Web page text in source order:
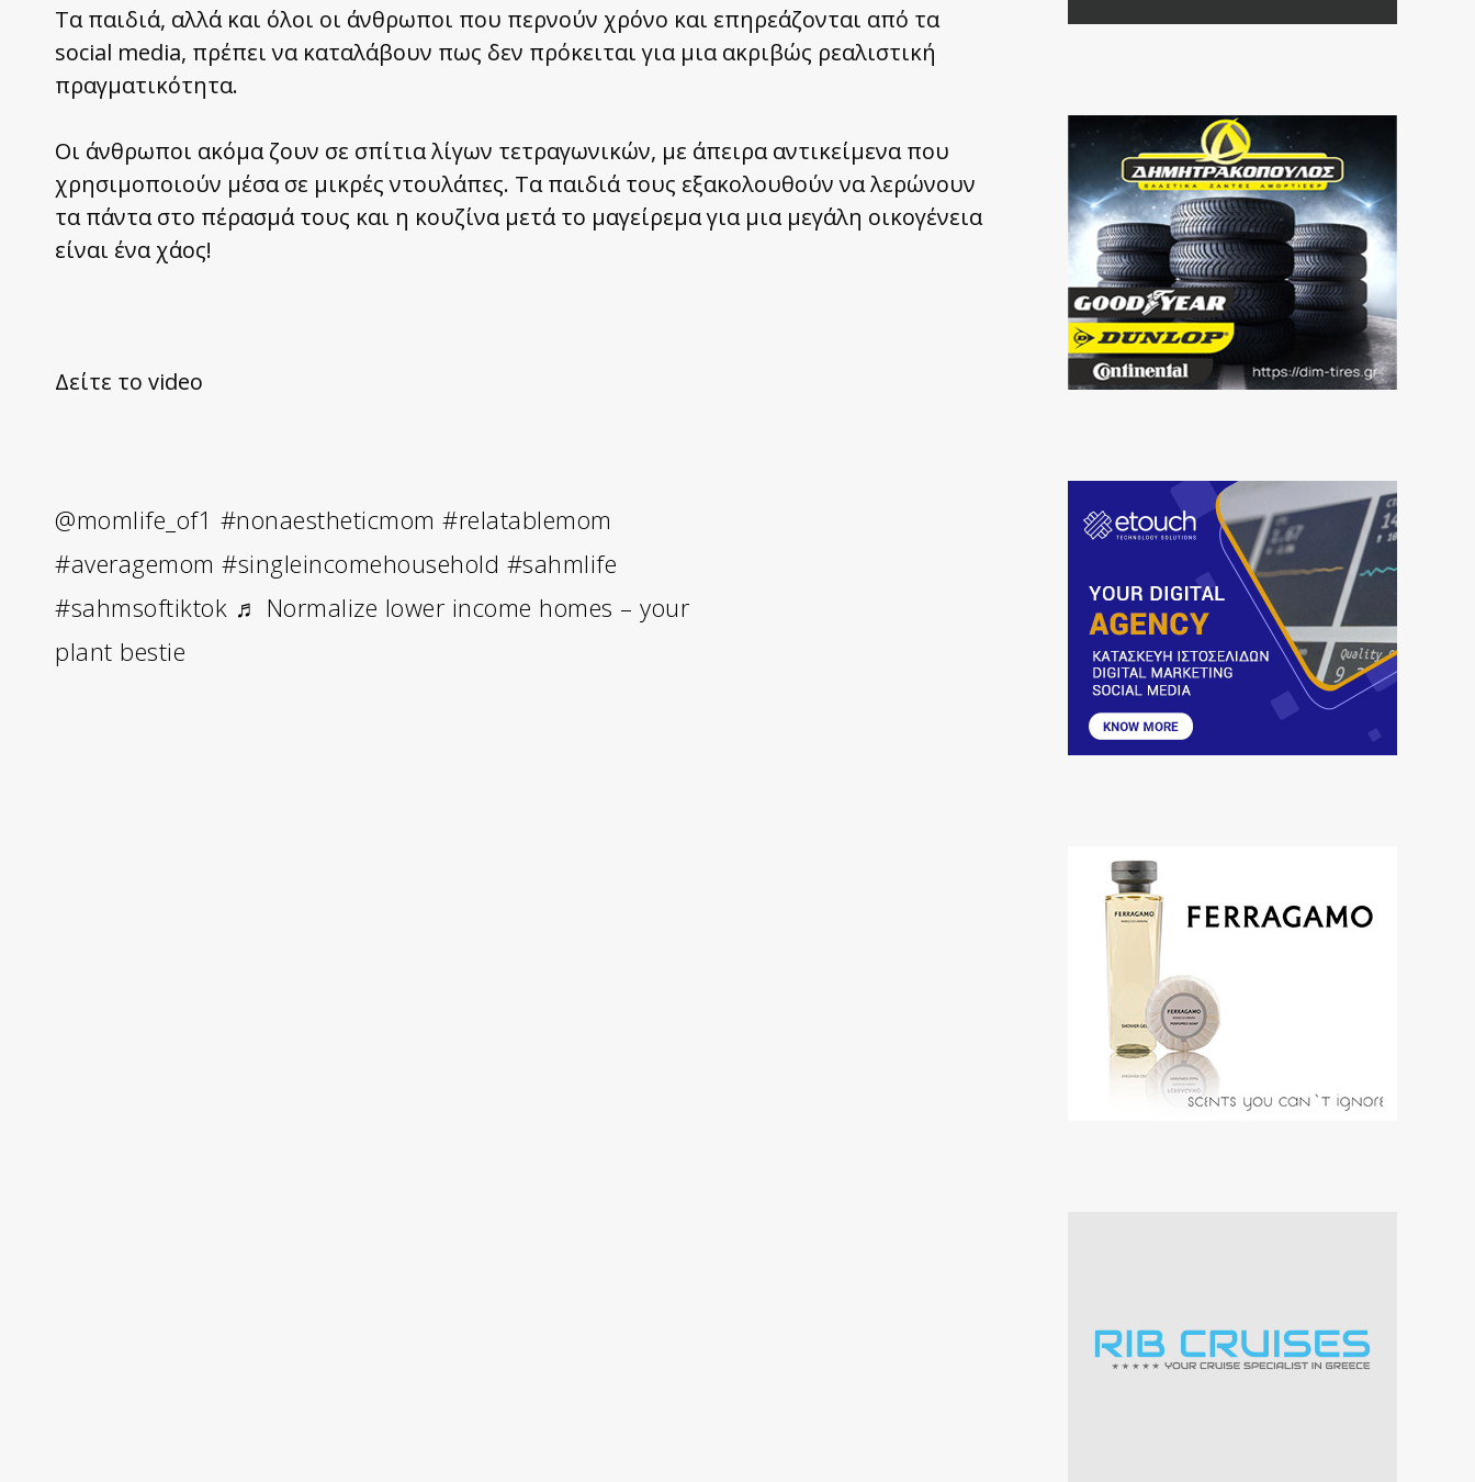
Τα παιδιά, αλλά και όλοι οι άνθρωποι που περνούν χρόνο και επηρεάζονται από τα
social media, πρέπει να καταλάβουν πως δεν πρόκειται για μια ακριβώς ρεαλιστική
πραγματικότητα.
Οι άνθρωποι ακόμα ζουν σε σπίτια λίγων τετραγωνικών, με άπειρα αντικείμενα που
χρησιμοποιούν μέσα σε μικρές ντουλάπες. Τα παιδιά τους εξακολουθούν να λερώνουν
τα πάντα στο πέρασμά τους και η κουζίνα μετά το μαγείρεμα για μια μεγάλη οικογένεια
είναι ένα χάος!
Δείτε το video
@momlife_of1 #nonaestheticmom #relatablemom
#averagemom #singleincomehousehold #sahmlife
#sahmsoftiktok ♬ Normalize lower income homes – your
plant bestie